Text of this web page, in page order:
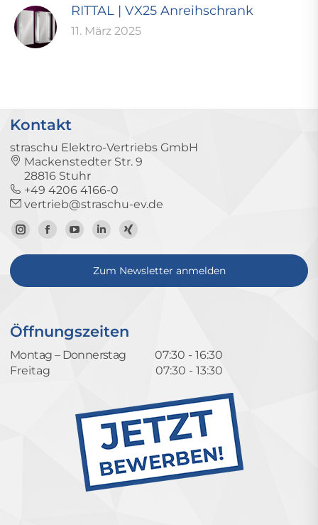
RITTAL | VX25 Anreihschrank
11. März 2025
Kontakt
straschu Elektro-Vertriebs GmbH
Mackenstedter Str. 9
28816 Stuhr
+49 4206 4166-0
vertrieb@straschu-ev.de
Zum
Instagram-
Zur
Facebook-
Zum
YouTube-
Kanal
Zum
LinkedIn-
Profil
Zum
Xing-
Profil
Zum Newsletter anmelden
Öffnungszeiten
Montag – Donnerstag
07:30 - 16:30
Freitag
07:30 - 13:30